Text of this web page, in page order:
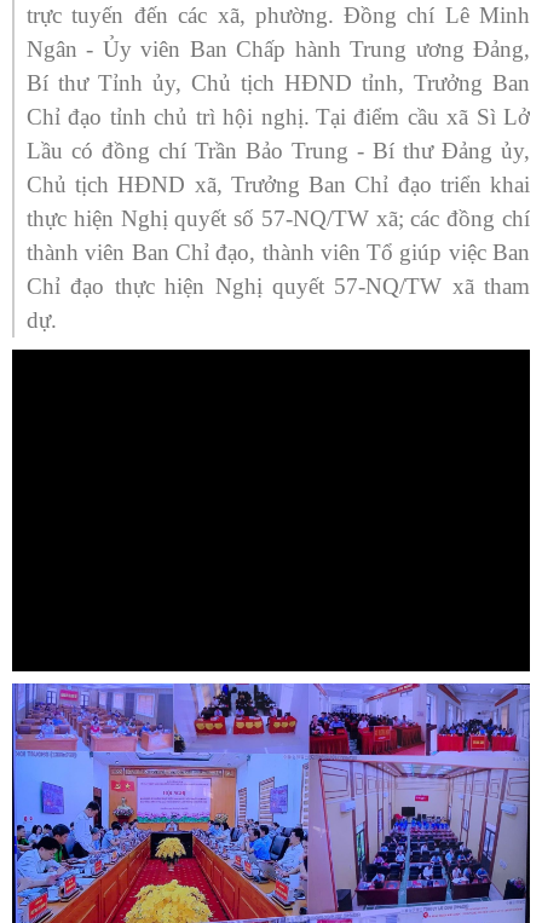
trực tuyến đến các xã, phường. Đồng chí Lê Minh
Ngân - Ủy viên Ban Chấp hành Trung ương Đảng,
Bí thư Tỉnh ủy, Chủ tịch HĐND tỉnh, Trưởng Ban
Chỉ đạo tỉnh chủ trì hội nghị. Tại điểm cầu xã Sì Lở
Lầu có đồng chí Trần Bảo Trung - Bí thư Đảng ủy,
Chủ tịch HĐND xã, Trưởng Ban Chỉ đạo triển khai
thực hiện Nghị quyết số 57-NQ/TW xã; các đồng chí
thành viên Ban Chỉ đạo, thành viên Tổ giúp việc Ban
Chỉ đạo thực hiện Nghị quyết 57-NQ/TW xã tham
dự.